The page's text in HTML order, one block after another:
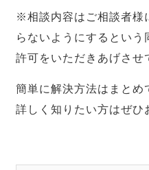
※相談内容はご相談者様
らないようにするという
許可をいただきあげさせ
簡単に解決方法はまとめ
詳しく知りたい方はぜひ